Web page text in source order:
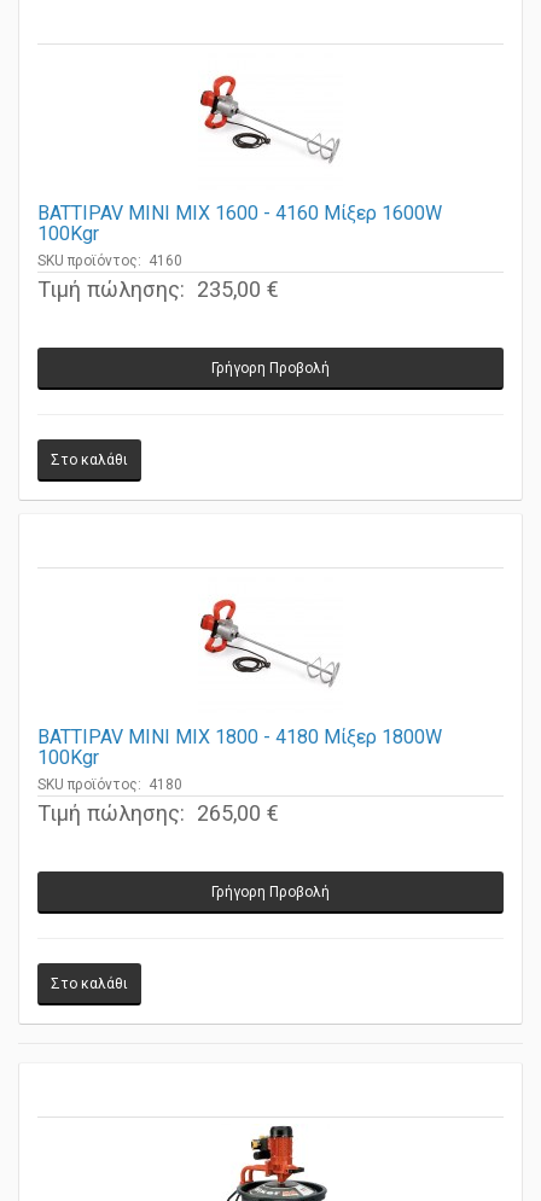
BATTIPAV MINI MIX 1600 - 4160 Μίξερ 1600W
100Kgr
SKU προϊόντος: 4160
Τιμή πώλησης: 235,00 €
BATTIPAV MINI MIX 1800 - 4180 Μίξερ 1800W
100Kgr
SKU προϊόντος: 4180
Τιμή πώλησης: 265,00 €